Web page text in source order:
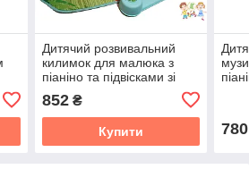
Дитячий розвивальний
килимок для малюка з
піаніно та підвісками зі
звуковими ефектами 9911
852₴
Купити 780